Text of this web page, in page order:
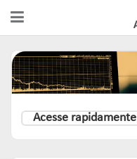
Acesse rapidamente